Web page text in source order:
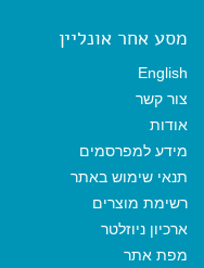
מסע אחר אונליין
English
צור קשר
אודות
מידע למפרסמים
תנאי שימוש באתר
רשימת מוצרים
ארכיון ניוזלטר
מפת אתר